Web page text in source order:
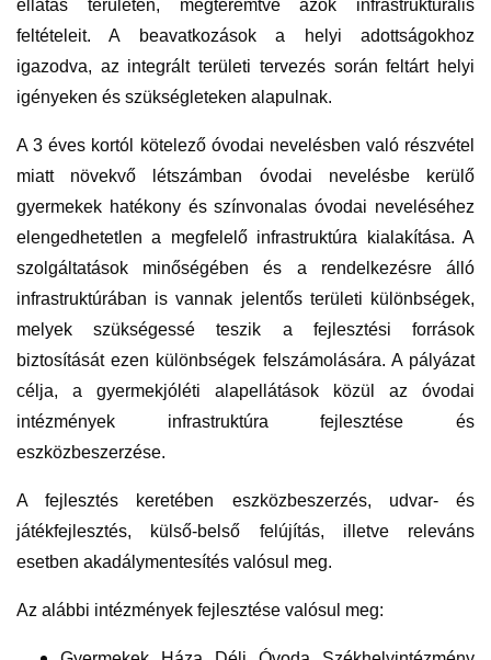
ellátás területén, megteremtve azok infrastrukturális
feltételeit. A beavatkozások a helyi adottságokhoz
igazodva, az integrált területi tervezés során feltárt helyi
igényeken és szükségleteken alapulnak.
A 3 éves kortól kötelező óvodai nevelésben való részvétel
miatt növekvő létszámban óvodai nevelésbe kerülő
gyermekek hatékony és színvonalas óvodai neveléséhez
elengedhetetlen a megfelelő infrastruktúra kialakítása. A
szolgáltatások minőségében és a rendelkezésre álló
infrastruktúrában is vannak jelentős területi különbségek,
melyek szükségessé teszik a fejlesztési források
biztosítását ezen különbségek felszámolására. A pályázat
célja, a gyermekjóléti alapellátások közül az óvodai
intézmények infrastruktúra fejlesztése és
eszközbeszerzése.
A fejlesztés keretében eszközbeszerzés, udvar- és
játékfejlesztés, külső-belső felújítás, illetve releváns
esetben akadálymentesítés valósul meg.
Az alábbi intézmények fejlesztése valósul meg: